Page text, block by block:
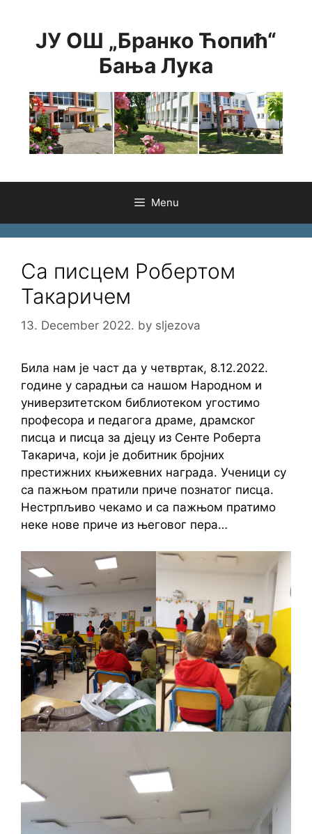
contentЈУ ОШ „Бранко Ћопић“
Бања Лука
Menu
Са писцем Робертом
Такаричем
13. December 2022. by sljezova
Била нам је част да у четвртак, 8.12.2022.
године у сарадњи са нашом Народном и
универзитетском библиотеком угостимо
професора и педагога драме, драмског
писца и писца за дјецу из Сенте Роберта
Такарича, који је добитник бројних
престижних књижевних награда. Ученици су
са пажњом пратили приче познатог писца.
Нестрпљиво чекамо и са пажњом пратимо
неке нове приче из његовог пера…